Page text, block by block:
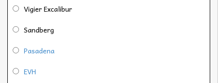
Vigier Excalibur
Sandberg
Pasadena
EVH